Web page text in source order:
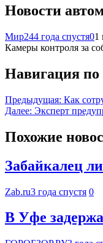
Новости
Мир244 года спустя01
Камеры контроля за
Навигация по
Предыдущая: Как
Далее: Эксперт
Похожие
Забайкалец
Zab.ru3 года спустя 0
В Уфе